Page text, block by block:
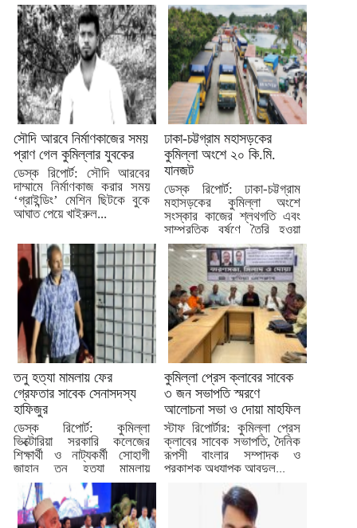
সৌদি আরবে নির্মাণকাজের সময়
প্রাণ গেল কুমিল্লার যুবকের
ডেস্ক রিপোর্ট: সৌদি আরবের
দাম্মামে নির্মাণকাজ করার সময়
‘গ্রাইন্ডিং’ মেশিন ছিটকে বুকে
আঘাত পেয়ে খাইরুল...
ঢাকা-চট্টগ্রাম মহাসড়কের
কুমিল্লা অংশে ২০ কি.মি.
যানজট
ডেস্ক রিপোর্ট: ঢাকা-চট্টগ্রাম
মহাসড়কের কুমিল্লা অংশে
সংস্কার কাজের শ্লথগতি এবং
সাম্প্রতিক বর্ষণে তৈরি হওয়া
খানাখন্দের...
তনু হত্যা মামলায় ফের
গ্রেফতার সাবেক সেনাসদস্য
হাফিজুর
ডেস্ক রিপোর্ট: কুমিল্লা
ভিক্টোরিয়া সরকারি কলেজের
শিক্ষার্থী ও নাট্যকর্মী সোহাগী
জাহান তনু হত্যা মামলায়
জামিনে...
কুমিল্লা প্রেস ক্লাবের সাবেক
৩ জন সভাপতি স্মরণে
আলোচনা সভা ও দোয়া মাহফিল
স্টাফ রিপোর্টার: কুমিল্লা প্রেস
ক্লাবের সাবেক সভাপতি, দৈনিক
রূপসী বাংলার সম্পাদক ও
প্রকাশক অধ্যাপক আবদুল...